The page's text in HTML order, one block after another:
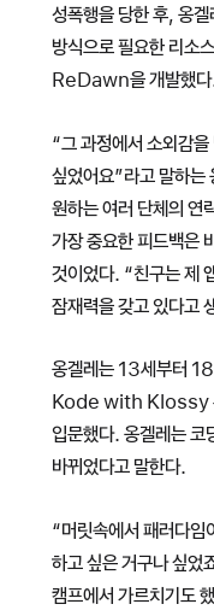
성폭행을 당한 후, 옹
방식으로 필요한 리소
ReDawn을 개발했
“그 과정에서 소외감
싶었어요”라고 말하는
원하는 여러 단체의 연
가장 중요한 피드백은
것이었다. “친구는 제
잠재력을 갖고 있다고
옹겔레는 13세부터
Kode with Klossy
입문했다. 옹겔레는 코
바뀌었다고 말한다.
“머릿속에서 패러다
하고 싶은 거구나 싶었
캠프에서 가르치기도